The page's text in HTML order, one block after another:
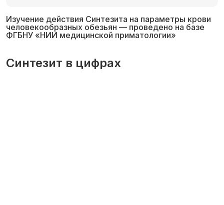
Изучение действия Синтезита на параметры крови
человекообразных обезьян — проведено на базе
ФГБНУ «НИИ медицинской приматологии»
Синтезит в цифрах